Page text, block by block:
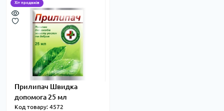
Хіт продажів
Прилипач Швидка
допомога 25 мл
Код товару: 4572